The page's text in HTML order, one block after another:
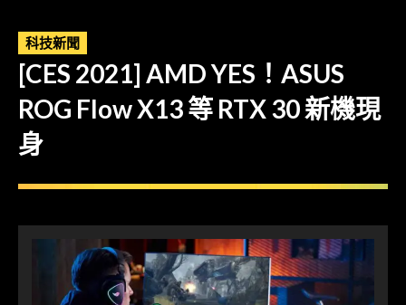
科技新聞
[CES 2021] AMD YES！ASUS
ROG Flow X13 等 RTX 30 新機現
身